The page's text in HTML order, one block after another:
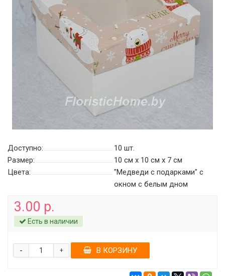
Доступно: 10 шт.
Размер:
10 см х 10 см х 7 см
Цвета:
"Медведи с подарками" с
окном c белым дном
3.00 р.
Есть в наличии
+
- В КОРЗИНУ